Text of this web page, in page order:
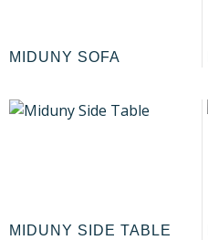
MIDUNY SOFA
MIDUNY SIDE TABLE